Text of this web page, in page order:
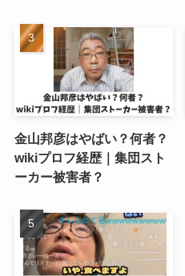
金山邦彦はやばい？何者？
wikiプロフ経歴｜集団スト
ーカー被害者？